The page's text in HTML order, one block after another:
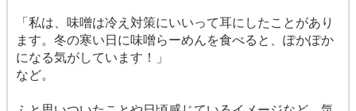
「私は、味噌は冷え対策にいいって耳にしたことがあり
ます。冬の寒い日に味噌らーめんを食べると、ぽかぽか
になる気がしています！」
など。